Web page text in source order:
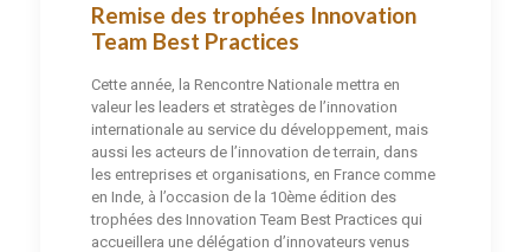
Remise des trophées Innovation
Team Best Practices
Cette année, la Rencontre Nationale mettra en
valeur les leaders et stratèges de l’innovation
internationale au service du développement, mais
aussi les acteurs de l’innovation de terrain, dans
les entreprises et organisations, en France comme
en Inde, à l’occasion de la 10ème édition des
trophées des Innovation Team Best Practices qui
accueillera une délégation d’innovateurs venus